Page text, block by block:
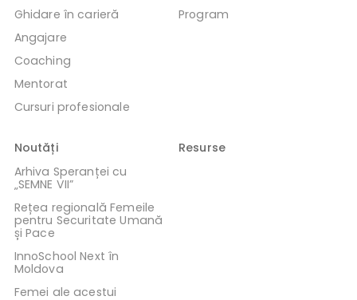
Ghidare în carieră
Angajare
Coaching
Mentorat
Cursuri profesionale
Program
Noutăți
Arhiva Speranței cu
„SEMNE VII”
Rețea regională Femeile
pentru Securitate Umană
și Pace
InnoSchool Next în
Moldova
Femei ale acestui
Resurse